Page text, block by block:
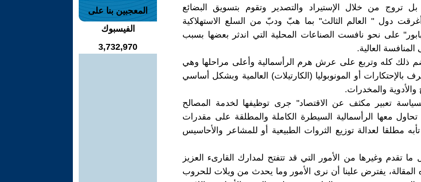
بل تروج من خلال الإستيراد والتصدير وتقوم بتسويق البضائع
أغرقت دول " العالم الثالث" بما هبّ ودبّ من السلع الاستهلاكية
على نحو نافست الصناعات المحلية التي اندثر بعضها بسبب
العالية.
كله وتربع على عرش هرم الرأسمالية وأعلى مراحلها وهي
بالإحتكارات أو المونوبوليا (الكارتيلات) العالمية وبشكل أساسي
والأدوية والمخدرات.
تعبير مكثف عن الاقتصاد" جرى توظيفها لخدمة المصالح
تحاول معها الرأسمالية السيطرة الكاملة والمطلقة على مقدرات
مطلقا لعدالة توزيع الثروات الطبيعية أو للمشاعر والأحاسيس
تقدم وغيرها من الأمور التي قد تتفتح لمدارك القارىء العزيز
المقالة، يفترض علينا أن نرى الأمور وما يحدث من ويلات للحروب
المعجبين بنا على
الفيسبوك
3,732,970